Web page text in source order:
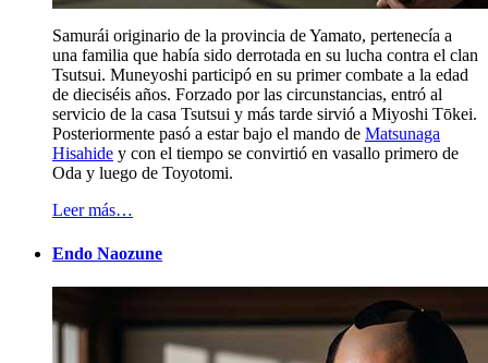
Samurái originario de la provincia de Yamato, pertenecía a
una familia que había sido derrotada en su lucha contra el clan
Tsutsui. Muneyoshi participó en su primer combate a la edad
de dieciséis años. Forzado por las circunstancias, entró al
servicio de la casa Tsutsui y más tarde sirvió a Miyoshi Tōkei.
Posteriormente pasó a estar bajo el mando de Matsunaga
Hisahide y con el tiempo se convirtió en vasallo primero de
Oda y luego de Toyotomi.
Leer más…
Endo Naozune